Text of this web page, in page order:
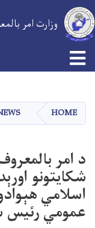
وزارت امر
HOME
د امر
شکایتونو
اسلامي
عمومي رئیس